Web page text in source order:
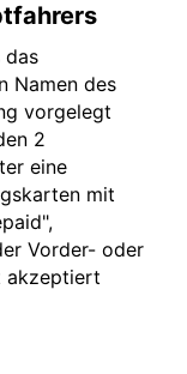
das
Namen des
vorgelegt
2
eine
mit
Vorder- oder
akzeptiert